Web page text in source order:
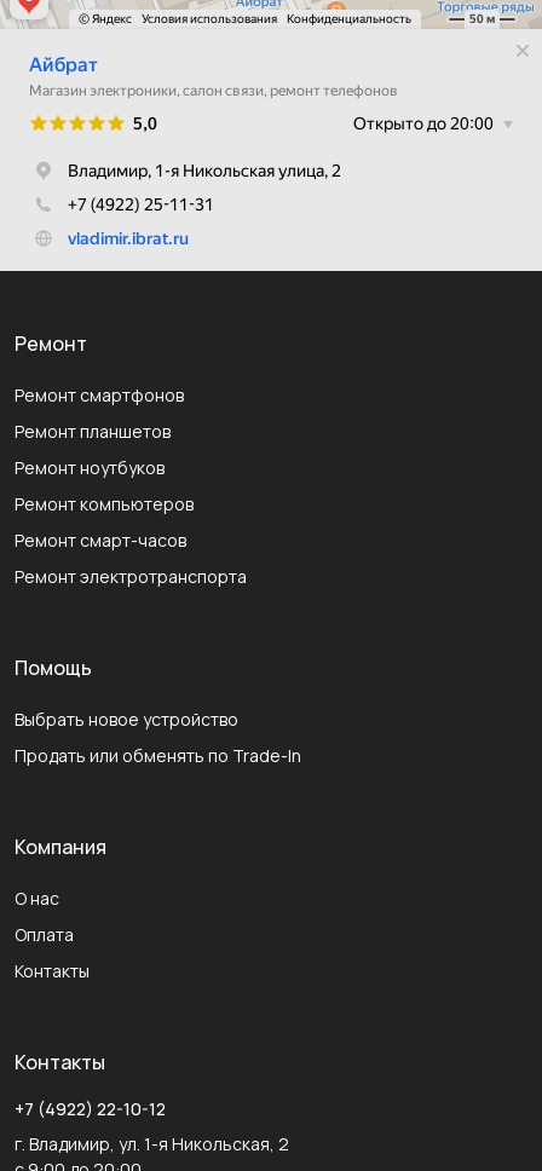
Ремонт
Ремонт смартфонов
Ремонт планшетов
Ремонт ноутбуков
Ремонт компьютеров
Ремонт смарт-часов
Ремонт электротранспорта
Помощь
Выбрать новое устройство
Продать или обменять по Trade-In
Компания
О нас
Оплата
Контакты
Контакты
+7 (4922) 22-10-12
г. Владимир, ул. 1-я Никольская, 2